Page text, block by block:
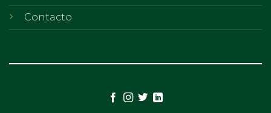
Contacto